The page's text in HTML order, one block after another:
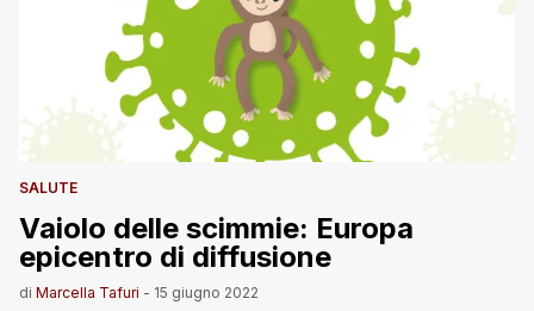
SALUTE
Vaiolo delle scimmie: Europa
epicentro di diffusione
di Marcella Tafuri - 15 giugno 2022